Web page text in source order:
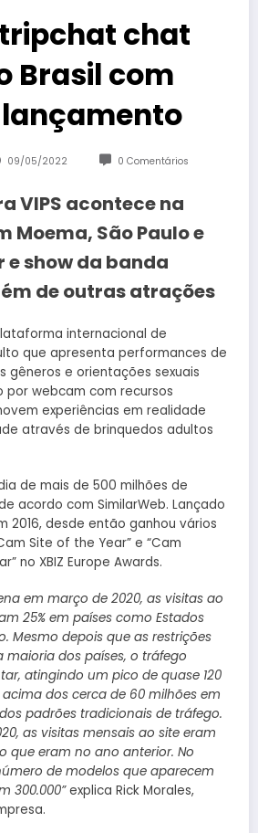
chat
Brasil com
09/05/2022 0 Comentários
VIPS acontece na
Moema, São Paulo e
e show da banda
de outras atrações
internacional de
que apresenta performances de
gêneros e orientações sexuais
por webcam com recursos
experiências em realidade
através de brinquedos adultos
de mais de 500 milhões de
acordo com SimilarWeb. Lançado
2016, desde então ganhou vários
Site of the Year” e “Cam
no XBIZ Europe Awards.
em março de 2020, as visitas ao
25% em países como Estados
Mesmo depois que as restrições
maioria dos países, o tráfego
atingindo um pico de quase 120
dos cerca de 60 milhões em
padrões tradicionais de tráfego.
as visitas mensais ao site eram
que eram no ano anterior. No
de modelos que aparecem
300.000”explica Rick Morales,